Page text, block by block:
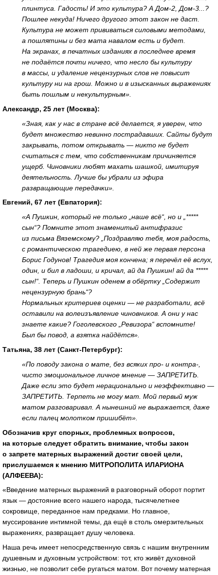
плинтуса. Гадость! И это культура? А Дом-2, Дом-3...?
Пошлее некуда! Ничего другого этот закон не даст.
Культура не может прививаться силовыми методами,
а пошлятины и без мата навалом есть и будет.
На экранах, в печатных изданиях в последнее время
не подаётся почти ничего, что несло бы культуру
в массы, и удаление нецензурных слов не повысит
культуру ни на грош. Можно и в изысканных выражениях
быть пошлым и некультурным».
Александр, 25 лет (Москва):
«Зная, как у нас в стране всё делается, я уверен, что
будет множество невинно пострадавших. Сайты будут
закрывать, потом открывать — никто не будет
считаться с тем, что собственникам причиняется
ущерб. Чиновники любят махать шашкой, имитируя
деятельность. Лучше бы убрали из эфира
развращающие передачки».
Евгений, 67 лет (Евпатория):
«А Пушкин, который не только „наше всё“, но и „*****
сын“? Помните этот знаменитый антифразис
из письма Вяземскому? „Поздравляю тебя, моя радость,
с романтическою трагедиею, в ней же первая персона
Борис Годунов! Трагедия моя кончена; я перечёл её вслух,
один, и бил в ладоши, и кричал, ай да Пушкин! ай да *****
сын!“. Теперь и Пушкин оденем в обёртку „Содержит
нецензурную брань“?
Нормальных критериев оценки — не разработали, всё
оставили на волеизъявление чиновников. А они у нас
знаете какие? Гоголевского „Ревизора“ вспомните!
Был бы повод, а взятка найдётся».
Татьяна, 38 лет (Санкт-Петербург):
«По поводу закона о мате, без всяких про- и контра-,
чисто эмоциональное личное мнение — ЗАПРЕТИТЬ.
Даже если это будет нерационально и неэффективно —
ЗАПРЕТИТЬ. Терпеть не могу мат. Мой первый муж
матом разговаривал. А нынешний не выражается, даже
если палец молотком пришибёт».
Обозначив круг спорных, проблемных вопросов,
на которые следует обратить внимание, чтобы закон
о запрете матерных выражений достиг своей цели,
прислушаемся к мнению МИТРОПОЛИТА ИЛАРИОНА
(АЛФЕЕВА):
«Введение матерных выражений в разговорный оборот портит
язык — достояние всего нашего народа, тысячелетнее
сокровище, переданное нам предками. Но главное,
муссирование интимной темы, да ещё в столь омерзительных
выражениях, развращает душу человека.
Наша речь имеет непосредственную связь с нашим внутренним
душевным и духовным устройством: тот, кто живёт духовной
жизнью, не позволит себе ругаться матом. Вот почему матерная